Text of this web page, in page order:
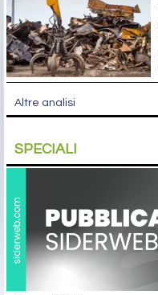
Altre analisi
SPECIALI